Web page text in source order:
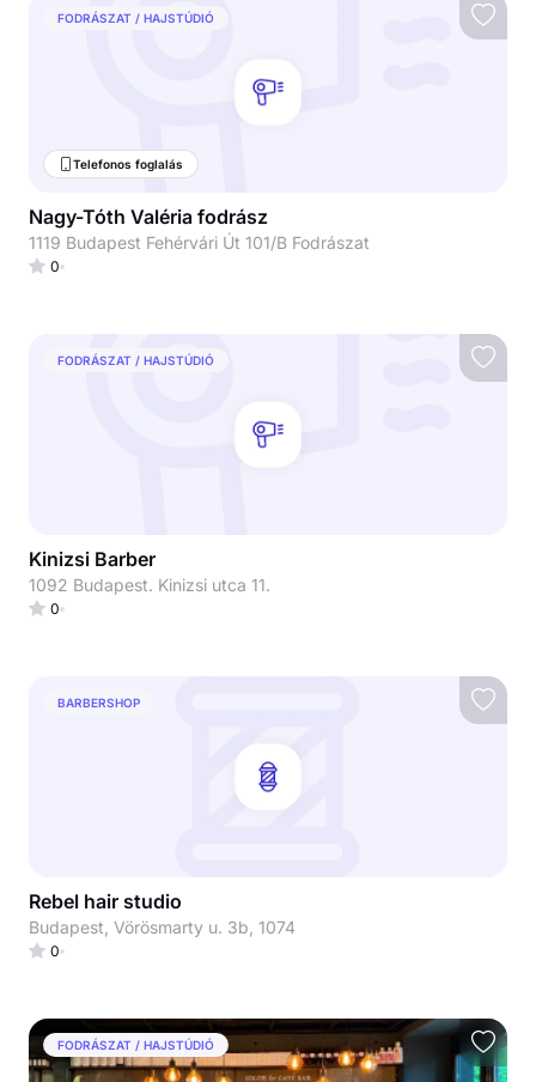
FODRÁSZAT / HAJSTÚDIÓ
Telefonos foglalás
Nagy-Tóth Valéria fodrász
1119 Budapest Fehérvári Út 101/B Fodrászat
0
FODRÁSZAT / HAJSTÚDIÓ
Kinizsi Barber
1092 Budapest. Kinizsi utca 11.
0
BARBERSHOP
Rebel hair studio
Budapest, Vörösmarty u. 3b, 1074
0
FODRÁSZAT / HAJSTÚDIÓ